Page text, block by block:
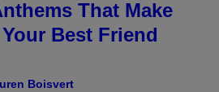
That Make
Best Friend
Boisvert